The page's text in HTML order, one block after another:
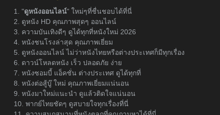
1. "ดูหนังออนไลน์" ใหม่ๆที่ชื่นชอบได้ที่นี่
2. ดูหนัง HD คุณภาพสุดๆ ออนไลน์
3. ความบันเทิงดีๆ ดูได้ทุกที่หนังใหม่ 2026
4. หนังชนโรงล่าสุด คุณภาพเยี่ยม
5. ดูหนังออนไลน์ ไม่ว่าหนังไทยหรือต่างประเทศก็มีทุกเรื่อง
6. ดาวน์โหลดหนัง เร็ว ปลอดภัย ง่าย
7. หนังซอมบี้ แอ็คชั่น ต่างประเทศ ดูได้ทุกที่
8. หนังต่อสู้บู๊ ใหม่ คุณภาพเยี่ยมแน่นอน
9. หนังมาใหม่แนะนำ ดูแล้วติดใจแน่นอน
10. พากย์ไทยชัดๆ ดูสบายใจทุกเรื่องที่นี่